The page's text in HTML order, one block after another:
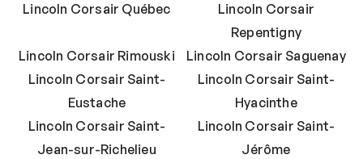
Lincoln Corsair Québec
Lincoln Corsair
Repentigny
Lincoln Corsair Rimouski
Lincoln Corsair Saguenay
Lincoln Corsair Saint-
Eustache
Lincoln Corsair Saint-
Hyacinthe
Lincoln Corsair Saint-
Jean-sur-Richelieu
Lincoln Corsair Saint-
Jérôme